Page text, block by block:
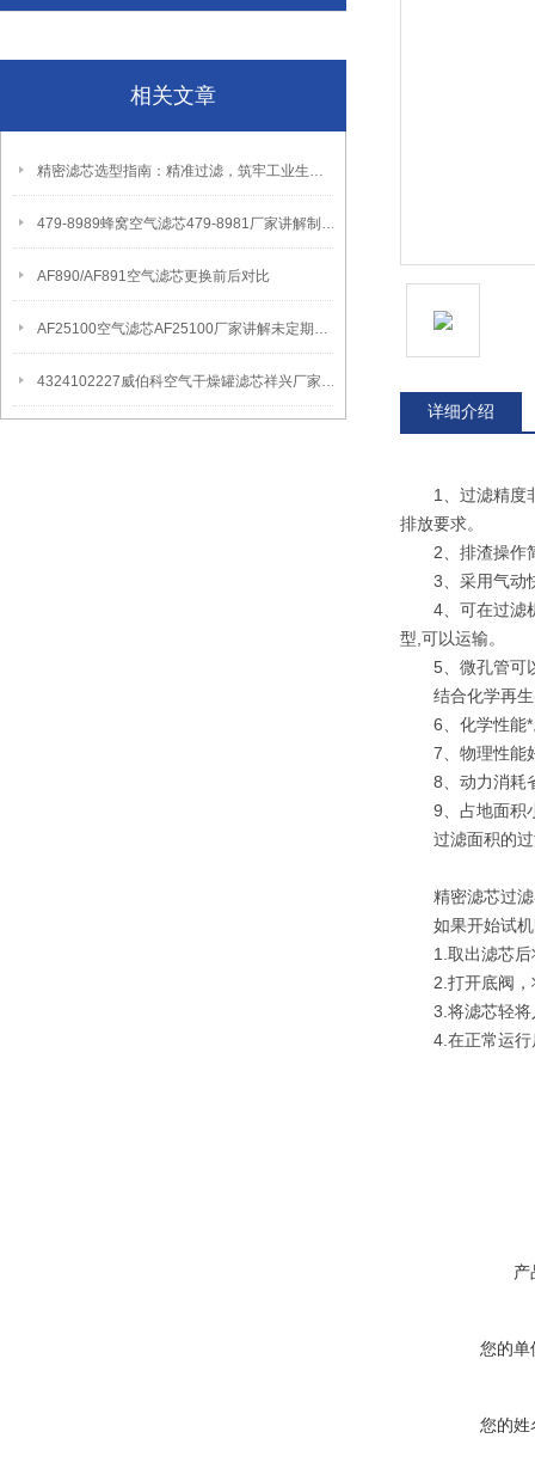
相关文章
精密滤芯选型指南：精准过滤，筑牢工业生产洁净防线
479-8989蜂窝空气滤芯479-8981厂家讲解制作方法
AF890/AF891空气滤芯更换前后对比
AF25100空气滤芯AF25100厂家讲解未定期更换的危害
4324102227威伯科空气干燥罐滤芯祥兴厂家讲解过滤作用
详细介绍
1、过滤精度非
排放要求。
2、排渣操作简
3、采用气动快
4、可在过滤机
型,可以运输。
5、微孔管可以
结合化学再生(
6、化学性能*
7、物理性能好
8、动力消耗省
9、占地面积小,
过滤面积的过
精密滤芯过滤
如果开始试机
1.取出滤芯后将
2.打开底阀，
3.将滤芯轻将
4.在正常运行
产
您的单
您的姓